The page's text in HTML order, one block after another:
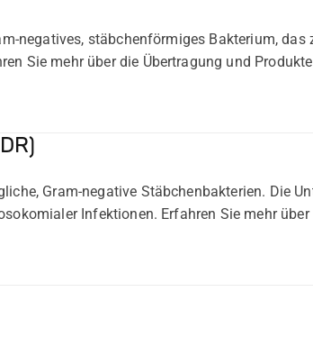
negatives, stäbchenförmiges Bakterium, das
Sie mehr über die Übertragung und
Gram-negative Stäbchenbakterien. Die
Infektionen. Erfahren Sie mehr